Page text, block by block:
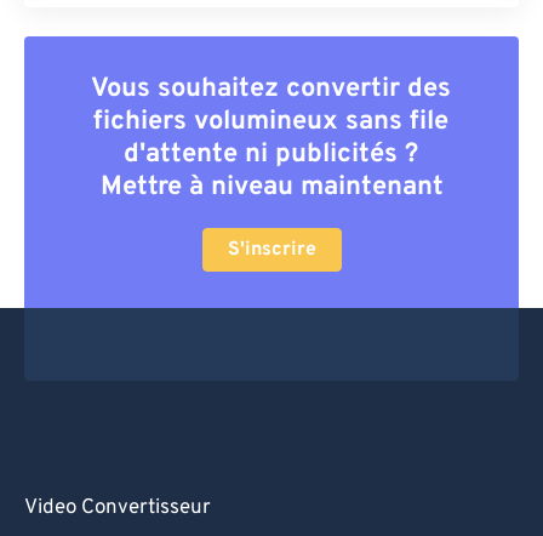
Vous souhaitez convertir des
fichiers volumineux sans file
d'attente ni publicités ?
Mettre à niveau maintenant
S'inscrire
Video Convertisseur